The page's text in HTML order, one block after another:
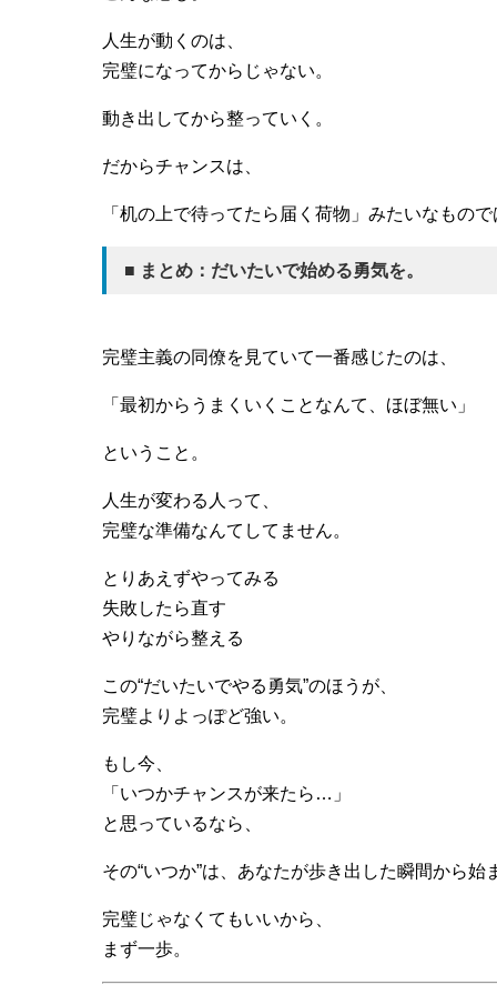
人生が動くのは、
完璧になってからじゃない。
動き出してから整っていく。
だからチャンスは、
「机の上で待ってたら届く荷物」みたいなもので
■ まとめ：だいたいで始める勇気を。
完璧主義の同僚を見ていて一番感じたのは、
「最初からうまくいくことなんて、ほぼ無い」
ということ。
人生が変わる人って、
完璧な準備なんてしてません。
とりあえずやってみる
失敗したら直す
やりながら整える
この“だいたいでやる勇気”のほうが、
完璧よりよっぽど強い。
もし今、
「いつかチャンスが来たら…」
と思っているなら、
その“いつか”は、あなたが歩き出した瞬間から始
完璧じゃなくてもいいから、
まず一歩。